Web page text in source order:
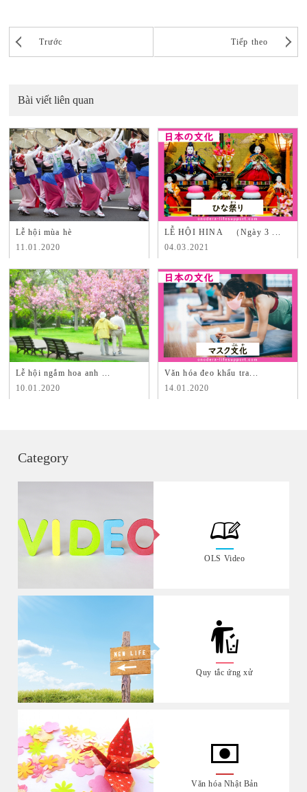
Trước Tiếp theo
Bài viết liên quan
Lễ hội mùa hè
11.01.2020
LỄ HỘI HINA （Ngày 3 ...
04.03.2021
Lễ hội ngắm hoa anh ...
10.01.2020
Văn hóa đeo khẩu tra...
14.01.2020
Category
OLS Video
Quy tắc ứng xử
Văn hóa Nhật Bản